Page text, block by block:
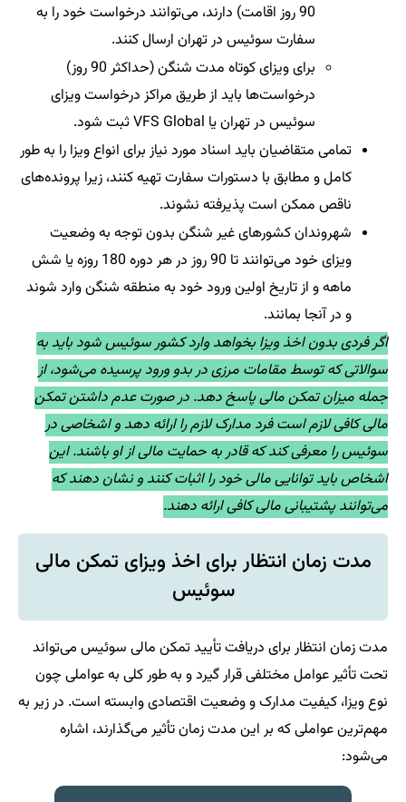
90 روز اقامت) دارند، می‌توانند درخواست خود را به
سفارت سوئیس در تهران ارسال کنند.
برای ویزای کوتاه مدت شنگن (حداکثر 90 روز)
درخواست‌ها باید از طریق مراکز درخواست ویزای
سوئیس در تهران یا VFS Global ثبت شود.
تمامی متقاضیان باید اسناد مورد نیاز برای انواع ویزا را به طور
کامل و مطابق با دستورات سفارت تهیه کنند، زیرا پرونده‌های
ناقص ممکن است پذیرفته نشوند.
شهروندان کشورهای غیر شنگن بدون توجه به وضعیت
ویزای خود می‌توانند تا 90 روز در هر دوره 180 روزه یا شش
ماهه و از تاریخ اولین ورود خود به منطقه شنگن وارد شوند
و در آنجا بمانند.
اگر فردی بدون اخذ ویزا بخواهد وارد کشور سوئیس شود باید به
سوالاتی که توسط مقامات مرزی در بدو ورود پرسیده می‌شود، از
جمله میزان تمکن مالی پاسخ دهد. در صورت عدم داشتن تمکن
مالی کافی لازم است فرد مدارک لازم را ارائه دهد و اشخاصی در
سوئیس را معرفی کند که قادر به حمایت مالی از او باشند. این
اشخاص باید توانایی مالی خود را اثبات کنند و نشان دهند که
می‌توانند پشتیبانی مالی کافی ارائه دهند.
مدت زمان انتظار برای اخذ ویزای تمکن مالی
سوئیس
مدت زمان انتظار برای دریافت تأیید تمکن مالی سوئیس می‌تواند
تحت تأثیر عوامل مختلفی قرار گیرد و به طور کلی به عواملی چون
نوع ویزا، کیفیت مدارک و وضعیت اقتصادی وابسته است. در زیر به
مهم‌ترین عواملی که بر این مدت زمان تأثیر می‌گذارند، اشاره
می‌شود: